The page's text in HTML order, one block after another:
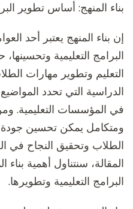
بناء المنهج: أساس تطوير
إن بناء المنهج يعتبر أحد
البرامج التعليمية
التعليم وتطوير مهارات
الدراسية التي تحدد
في المؤسسات التعليمية.
ومتكامل يمكن تحسين جودة
الطلاب وتحقيق النجاح في
المقالة، سنتناول أهمية
البرامج التعليمية وتطويرها.